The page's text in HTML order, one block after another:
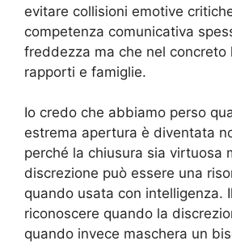
evitare collisioni emotive
competenza comunicativa
freddezza ma che nel concreto
rapporti e famiglie.
Io credo che abbiamo perso
estrema apertura è diventata
perché la chiusura sia virtuosa
discrezione può essere una
quando usata con intelligenza.
riconoscere quando la
quando invece maschera un